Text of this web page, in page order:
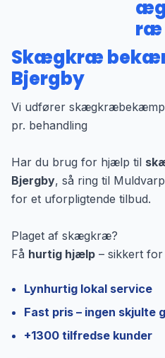
Skægkræ
Bjergby
Vi udfører
pr. behandling
Har du brug for hjælp til
Bjergby, så ring til
for et uforpligtende tilbud.
Plaget af skægkræ?
Få hurtig hjælp – sikkert
Lynhurtig lokal service
Fast pris – ingen skjulte
+1300 tilfredse kunder